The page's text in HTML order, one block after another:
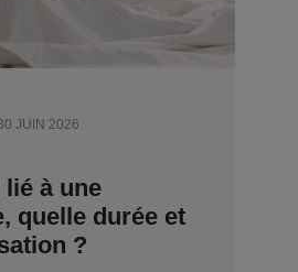
JUIN 2026
à une
quelle durée et
?